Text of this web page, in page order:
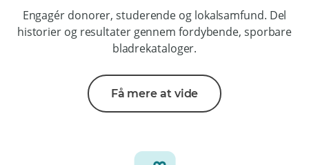
Engagér donorer, studerende og lokalsamfund. Del
historier og resultater gennem fordybende, sporbare
bladrekataloger.
Få mere at vide